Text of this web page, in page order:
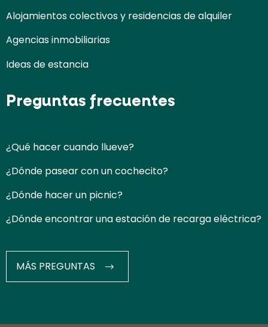
Alojamientos colectivos y residencias de alquiler
Agencias inmobiliarias
Ideas de estancia
Preguntas frecuentes
¿Qué hacer cuando llueve?
¿Dónde pasear con un cochecito?
¿Dónde hacer un picnic?
¿Dónde encontrar una estación de recarga eléctrica?
MÁS PREGUNTAS